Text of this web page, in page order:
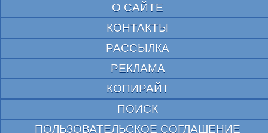
О САЙТЕ
КОНТАКТЫ
РАССЫЛКА
РЕКЛАМА
КОПИРАЙТ
ПОИСК
ПОЛЬЗОВАТЕЛЬСКОЕ СОГЛАШЕНИЕ